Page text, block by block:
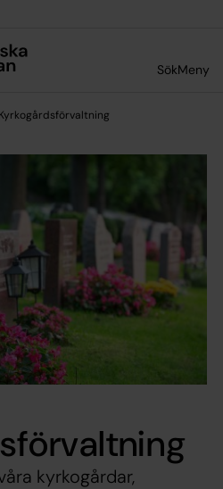
SökMeny
Kyrkogårdsförvaltning
kyrkogårdar,